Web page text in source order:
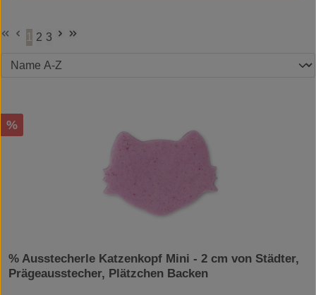
Seite
1
Seite
2
Seite
3
Rabatt
%
% Ausstecherle Katzenkopf Mini - 2 cm von Städter,
Prägeausstecher, Plätzchen Backen